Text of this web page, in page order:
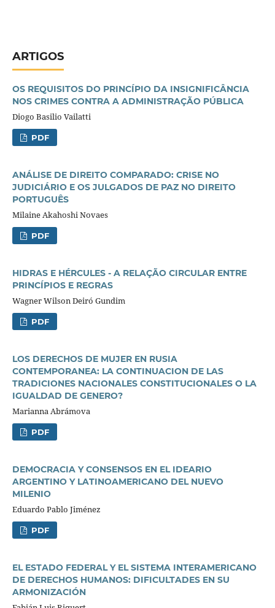
ARTIGOS
OS REQUISITOS DO PRINCÍPIO DA INSIGNIFICÂNCIA
NOS CRIMES CONTRA A ADMINISTRAÇÃO PÚBLICA
Diogo Basilio Vailatti
PDF
ANÁLISE DE DIREITO COMPARADO: CRISE NO
JUDICIÁRIO E OS JULGADOS DE PAZ NO DIREITO
PORTUGUÊS
Milaine Akahoshi Novaes
PDF
HIDRAS E HÉRCULES - A RELAÇÃO CIRCULAR ENTRE
PRINCÍPIOS E REGRAS
Wagner Wilson Deiró Gundim
PDF
LOS DERECHOS DE MUJER EN RUSIA
CONTEMPORANEA: LA CONTINUACION DE LAS
TRADICIONES NACIONALES CONSTITUCIONALES O LA
IGUALDAD DE GENERO?
Marianna Abrámova
PDF
DEMOCRACIA Y CONSENSOS EN EL IDEARIO
ARGENTINO Y LATINOAMERICANO DEL NUEVO
MILENIO
Eduardo Pablo Jiménez
PDF
EL ESTADO FEDERAL Y EL SISTEMA INTERAMERICANO
DE DERECHOS HUMANOS: DIFICULTADES EN SU
ARMONIZACIÓN